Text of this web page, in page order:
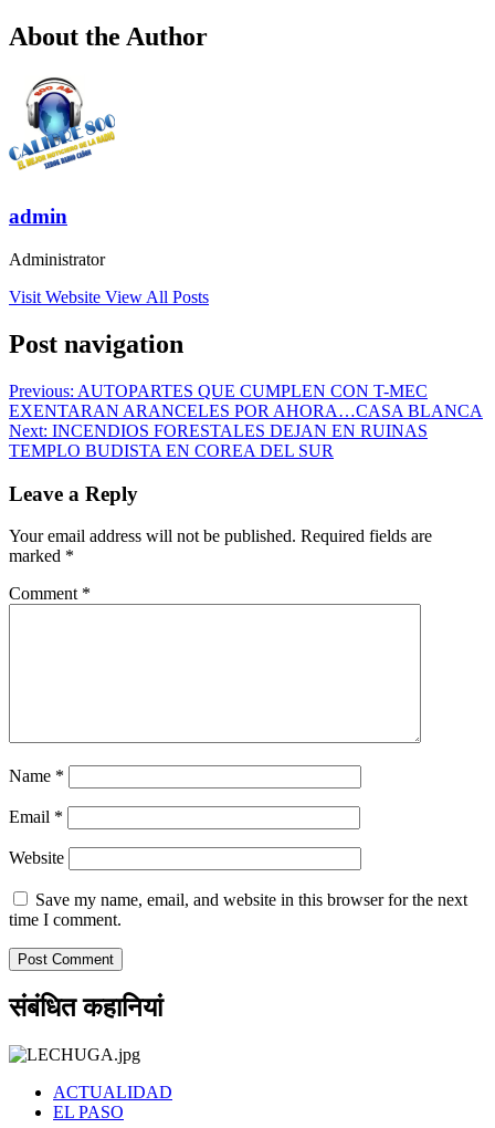
About the Author
admin
Administrator
Visit Website View All Posts
Post navigation
Previous: AUTOPARTES QUE CUMPLEN CON T-MEC
EXENTARAN ARANCELES POR AHORA…CASA BLANCA
Next: INCENDIOS FORESTALES DEJAN EN RUINAS
TEMPLO BUDISTA EN COREA DEL SUR
Leave a Reply
Your email address will not be published. Required fields are
marked *
Comment *
Name *
Email *
Website
Save my name, email, and website in this browser for the next
time I comment.
संबंधित कहानियां
ACTUALIDAD
EL PASO